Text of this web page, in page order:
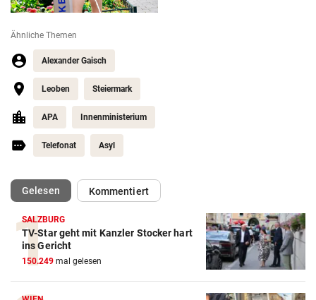
Ähnliche Themen
Alexander Gaisch
Leoben Steiermark
APA Innenministerium
Telefonat Asyl
Gelesen(ausgewählt)Kommentiert
SALZBURG
TV-Star geht mit Kanzler Stocker hart
ins Gericht
150.249 mal gelesen